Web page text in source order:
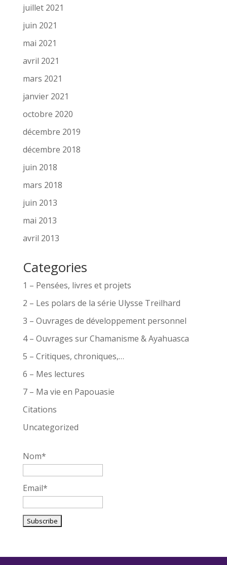
juillet 2021
juin 2021
mai 2021
avril 2021
mars 2021
janvier 2021
octobre 2020
décembre 2019
décembre 2018
juin 2018
mars 2018
juin 2013
mai 2013
avril 2013
Categories
1 – Pensées, livres et projets
2 – Les polars de la série Ulysse Treilhard
3 – Ouvrages de développement personnel
4 – Ouvrages sur Chamanisme & Ayahuasca
5 – Critiques, chroniques,…
6 – Mes lectures
7 – Ma vie en Papouasie
Citations
Uncategorized
Nom*
Email*